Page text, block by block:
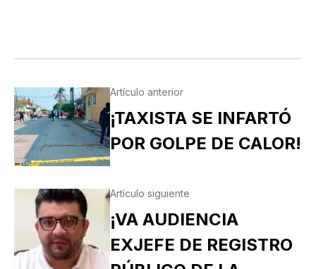
Artículo anterior
¡TAXISTA SE INFARTÓ
POR GOLPE DE CALOR!
Artículo siguiente
¡VA AUDIENCIA
EXJEFE DE REGISTRO